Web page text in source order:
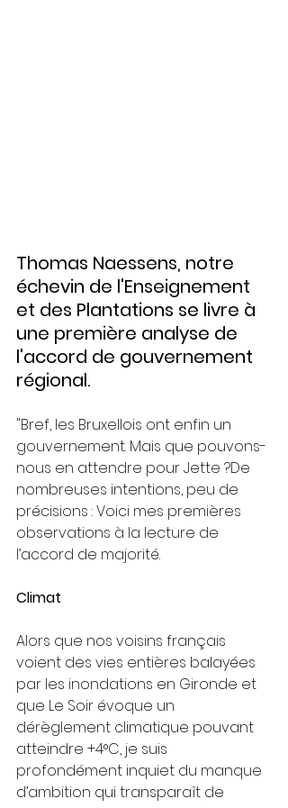
Thomas Naessens, notre
échevin de l'Enseignement
et des Plantations se livre à
une première analyse de
l'accord de gouvernement
régional.
"Bref, les Bruxellois ont enfin un
gouvernement. Mais que pouvons-
nous en attendre pour Jette ?De
nombreuses intentions, peu de
précisions : Voici mes premières
observations à la lecture de
l’accord de majorité.
Climat
Alors que nos voisins français
voient des vies entières balayées
par les inondations en Gironde et
que Le Soir évoque un
dérèglement climatique pouvant
atteindre +4°C, je suis
profondément inquiet du manque
d’ambition qui transparaît de